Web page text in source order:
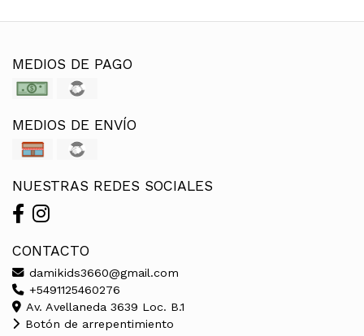
MEDIOS DE PAGO
MEDIOS DE ENVÍO
NUESTRAS REDES SOCIALES
CONTACTO
damikids3660@gmail.com
+5491125460276
Av. Avellaneda 3639 Loc. B.1
Botón de arrepentimiento